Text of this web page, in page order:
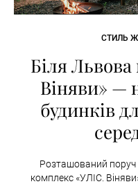
СТИЛЬ
Біля
Віняви» —
будинків
Розташований поруч
комплекс «УЛІС.